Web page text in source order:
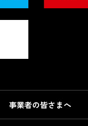
事業者の皆さまへ